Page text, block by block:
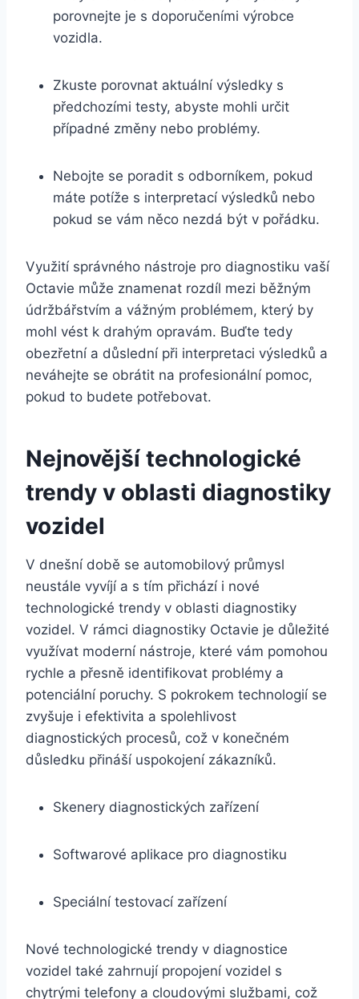
porovnejte je s doporučeními výrobce
vozidla.
Zkuste porovnat aktuální výsledky s
předchozími testy, abyste mohli určit
případné změny nebo problémy.
Nebojte se poradit s odborníkem, pokud
máte potíže s interpretací výsledků nebo
pokud se vám něco nezdá být v pořádku.
Využití správného nástroje pro diagnostiku vaší
Octavie může znamenat rozdíl mezi běžným
údržbářstvím a vážným problémem, který by
mohl vést k drahým opravám. Buďte tedy
obezřetní a důslední při interpretaci výsledků a
neváhejte se obrátit na profesionální pomoc,
pokud to budete potřebovat.
Nejnovější technologické
trendy v oblasti diagnostiky
vozidel
V dnešní době se automobilový průmysl
neustále vyvíjí a s tím přichází i nové
technologické trendy v oblasti diagnostiky
vozidel. V rámci diagnostiky Octavie je důležité
využívat moderní nástroje, které vám pomohou
rychle a přesně identifikovat problémy a
potenciální poruchy. S pokrokem technologií se
zvyšuje i efektivita a spolehlivost
diagnostických procesů, což v konečném
důsledku přináší uspokojení zákazníků.
Skenery diagnostických zařízení
Softwarové aplikace pro diagnostiku
Speciální testovací zařízení
Nové technologické trendy v diagnostice
vozidel také zahrnují propojení vozidel s
chytrými telefony a cloudovými službami, což